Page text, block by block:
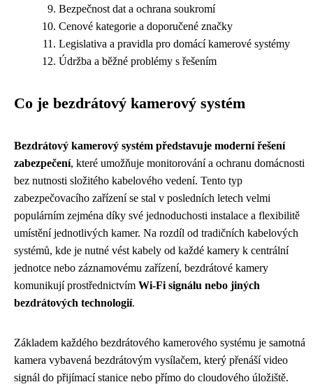
Bezpečnost dat a ochrana soukromí
Cenové kategorie a doporučené značky
Legislativa a pravidla pro domácí kamerové systémy
Údržba a běžné problémy s řešením
Co je bezdrátový kamerový systém
Bezdrátový kamerový systém představuje moderní řešení
zabezpečení, které umožňuje monitorování a ochranu domácnosti
bez nutnosti složitého kabelového vedení. Tento typ
zabezpečovacího zařízení se stal v posledních letech velmi
populárním zejména díky své jednoduchosti instalace a flexibilitě
umístění jednotlivých kamer. Na rozdíl od tradičních kabelových
systémů, kde je nutné vést kabely od každé kamery k centrální
jednotce nebo záznamovému zařízení, bezdrátové kamery
komunikují prostřednictvím Wi-Fi signálu nebo jiných
bezdrátových technologií.
Základem každého bezdrátového kamerového systému je samotná
kamera vybavená bezdrátovým vysílačem, který přenáší video
signál do přijímací stanice nebo přímo do cloudového úložiště.